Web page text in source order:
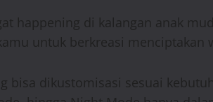
happening di kalangan anak
untuk berkreasi
bisa dikustomisasi sesuai